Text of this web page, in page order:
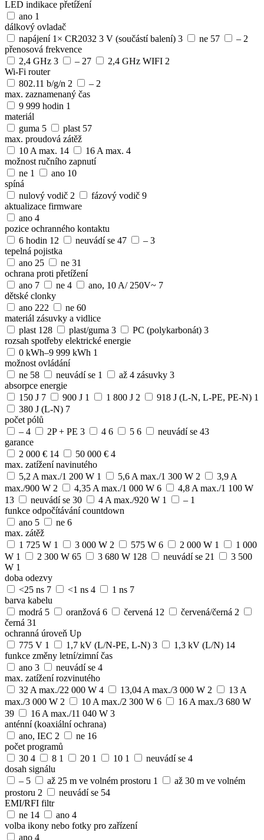
LED indikace přetížení
ano 1
dálkový ovladač
napájení 1× CR2032 3 V (součástí balení) 3 ne 57 – 2
přenosová frekvence
2,4 GHz 3 – 27 2,4 GHz WIFI 2
Wi-Fi router
802.11 b/g/n 2 – 2
max. zaznamenaný čas
9 999 hodin 1
materiál
guma 5 plast 57
max. proudová zátěž
10 A max. 14 16 A max. 4
možnost ručního zapnutí
ne 1 ano 10
spíná
nulový vodič 2 fázový vodič 9
aktualizace firmware
ano 4
pozice ochranného kontaktu
6 hodin 12 neuvádí se 47 – 3
tepelná pojistka
ano 25 ne 31
ochrana proti přetížení
ano 7 ne 4 ano, 10 A/ 250V~ 7
dětské clonky
ano 222 ne 60
materiál zásuvky a vidlice
plast 128 plast/guma 3 PC (polykarbonát) 3
rozsah spotřeby elektrické energie
0 kWh–9 999 kWh 1
možnost ovládání
ne 58 neuvádí se 1 až 4 zásuvky 3
absorpce energie
150 J 7 900 J 1 1 800 J 2 918 J (L-N, L-PE, PE-N) 1
380 J (L-N) 7
počet pólů
– 4 2P + PE 3 4 6 5 6 neuvádí se 43
garance
2 000 € 14 50 000 € 4
max. zatížení navinutého
5,2 A max./1 200 W 1 5,6 A max./1 300 W 2
3,9 A
max./900 W 2 4,35 A max./1 000 W 6
4,8 A max./1 100 W
13
neuvádí se 30 4 A max./920 W 1 – 1
funkce odpočítávání countdown
ano 5 ne 6
max. zátěž
1 725 W 1 3 000 W 2 575 W 6 2 000 W 1
1 000
W 1 2 300 W 65 3 680 W 128 neuvádí se 21
3 500
W 1
doba odezvy
<25 ns 7 <1 ns 4 1 ns 7
barva kabelu
modrá 5 oranžová 6 červená 12 červená/černá 2
černá 31
ochranná úroveň Up
775 V 1 1,7 kV (L/N-PE, L-N) 3 1,3 kV (L/N) 14
funkce změny letní/zimní čas
ano 3 neuvádí se 4
max. zatížení rozvinutého
32 A max./22 000 W 4 13,04 A max./3 000 W 2
13 A
max./3 000 W 2 10 A max./2 300 W 6
16 A max./3 680 W
39
16 A max./11 040 W 3
anténní (koaxiální ochrana)
ano, IEC 2 ne 16
počet programů
30 4 8 1 20 1 10 1 neuvádí se 4
dosah signálu
– 5 až 25 m ve volném prostoru 1
až 30 m ve volném
prostoru 2 neuvádí se 54
EMI/RFI filtr
ne 14 ano 4
volba ikony nebo fotky pro zařízení
ano 4